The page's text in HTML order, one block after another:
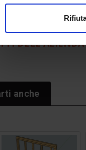
DELL'AZIENDA
anche